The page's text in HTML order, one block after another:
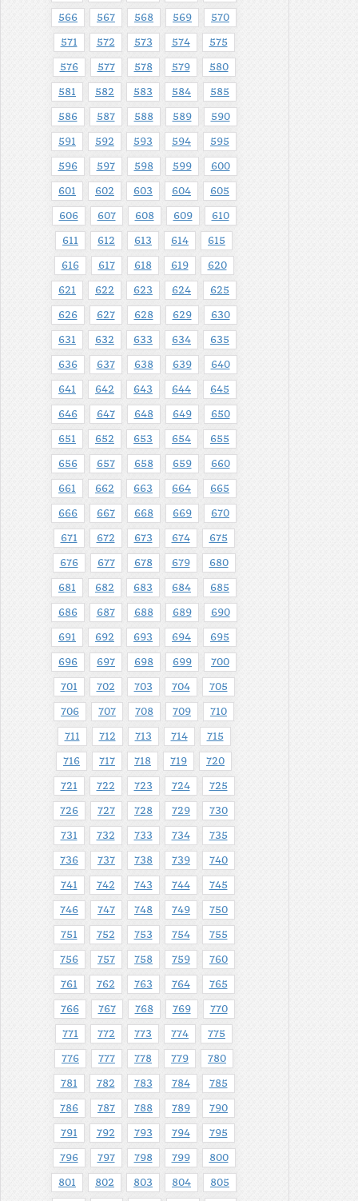
566 567 568 569 570
571 572 573 574 575
576 577 578 579 580
581 582 583 584 585
586 587 588 589 590
591 592 593 594 595
596 597 598 599 600
601 602 603 604 605
606 607 608 609 610
611 612 613 614 615
616 617 618 619 620
621 622 623 624 625
626 627 628 629 630
631 632 633 634 635
636 637 638 639 640
641 642 643 644 645
646 647 648 649 650
651 652 653 654 655
656 657 658 659 660
661 662 663 664 665
666 667 668 669 670
671 672 673 674 675
676 677 678 679 680
681 682 683 684 685
686 687 688 689 690
691 692 693 694 695
696 697 698 699 700
701 702 703 704 705
706 707 708 709 710
711 712 713 714 715
716 717 718 719 720
721 722 723 724 725
726 727 728 729 730
731 732 733 734 735
736 737 738 739 740
741 742 743 744 745
746 747 748 749 750
751 752 753 754 755
756 757 758 759 760
761 762 763 764 765
766 767 768 769 770
771 772 773 774 775
776 777 778 779 780
781 782 783 784 785
786 787 788 789 790
791 792 793 794 795
796 797 798 799 800
801 802 803 804 805